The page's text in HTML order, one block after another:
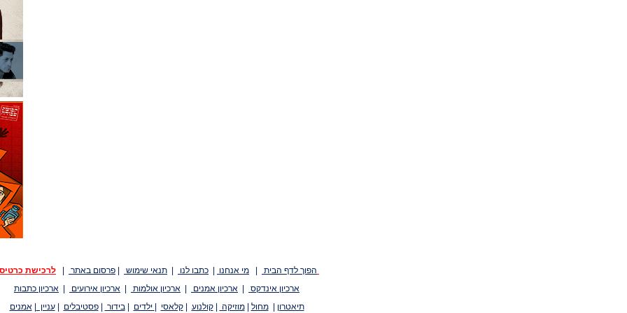
הפוך לדף הבית מי אנחנו כתבו לנו תנאי שימוש פרסום באתר
לרכישת
ארכיון אינדקס
ארכיון אמנים ארכיון אולמות ארכיון אירועים
ארכיון כתבות
תיאטרון
|מחול |מוזיקה |קולנוע |קלאסי ילדים |בידור |פסטיבלים |עניין |אמנים